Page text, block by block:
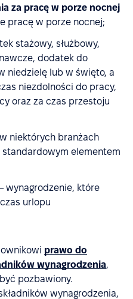
za pracę w porze nocnej
pracę w porze nocnej;
stażowy, służbowy,
dodatek do
niedzielę lub w święto, a
niezdolności do pracy,
oraz za czas przestoju
niektórych branżach
elementem
wynagrodzenie, które
urlopu
prawo do
wynagrodzenia,
pozbawiony.
wynagrodzenia,